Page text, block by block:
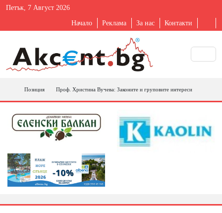
Петък, 7 Август 2026
Начало Реклама За нас Контакти
Позиция Проф. Христина Вучева: Законите и груповите интереси